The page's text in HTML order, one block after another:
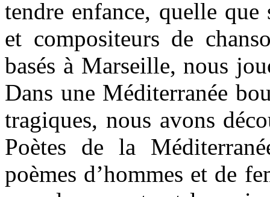
tendre enfance, quelle
et compositeurs de
basés à Marseille, nous
Dans une Méditerranée
tragiques, nous avons
Poètes de la
poèmes d’hommes et de